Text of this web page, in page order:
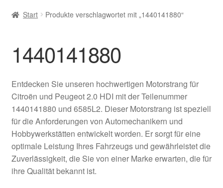
Datenschutz-Bestimmungen
Impressum
Kasse
Kontakt
Lieferung
Start Produkte verschlagwortet mit „1440141880“
1440141880
Entdecken Sie unseren hochwertigen Motorstrang für
Citroën und Peugeot 2.0 HDI mit der Teilenummer
1440141880 und 6585L2. Dieser Motorstrang ist speziell
für die Anforderungen von Automechanikern und
Hobbywerkstätten entwickelt worden. Er sorgt für eine
optimale Leistung Ihres Fahrzeugs und gewährleistet die
Zuverlässigkeit, die Sie von einer Marke erwarten, die für
ihre Qualität bekannt ist.